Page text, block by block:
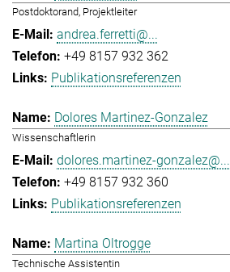
Postdoktorand, Projektleiter
andrea.ferretti@...
+49 8157 932 362
Publikationsreferenzen
Dolores Martinez-Gonzalez
Wissenschaftlerin
dolores.martinez-gonzalez@...
+49 8157 932 360
Publikationsreferenzen
Martina Oltrogge
Technische Assistentin